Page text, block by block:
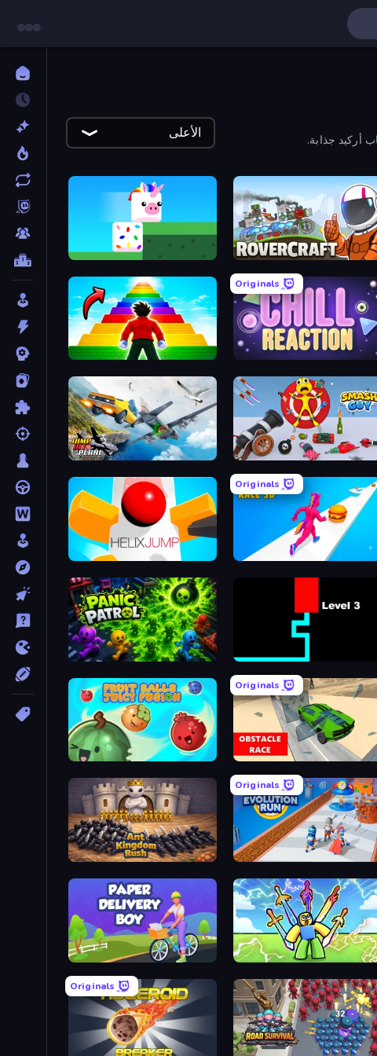
أركيد جذابة. الأعلى
Stacky Bird
Originals
Chill
Obby Highest Jump Ever
Smash Guy: Ragdoll Punch Hero
Jump Into The Plane
Originals
Twerk Race
Helix Jump
Panic Patrol
Originals
Obstacle Race: Destroying Simulator!
Fruit Balls: Juicy Fusion
Originals
Age Evolution
Ant Kingdom Rush
Obby vs
Paper Delivery Boy
Originals